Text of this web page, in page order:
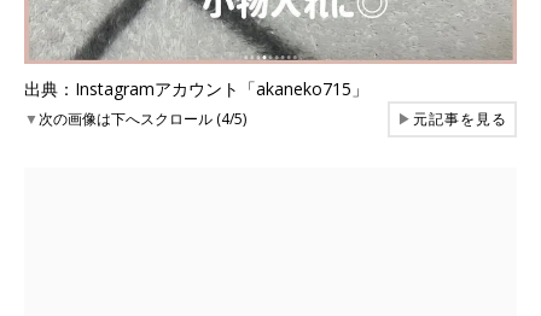
出典：Instagramアカウント「akaneko715」
▼次の画像は下へスクロール (4/5) ▶元記事を見る